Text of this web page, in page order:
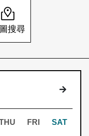
搜尋
下個月
FRI SAT